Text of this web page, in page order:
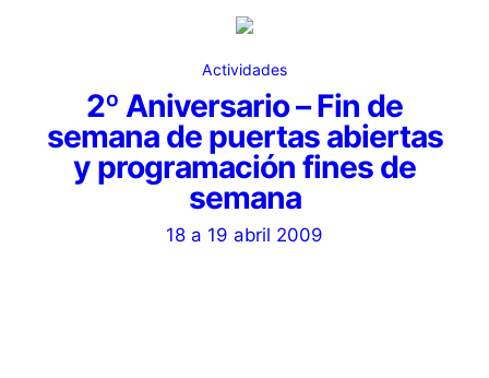
Actividades
2º Aniversario – Fin de
semana de puertas abiertas
y programación fines de
semana
18 a 19 abril 2009